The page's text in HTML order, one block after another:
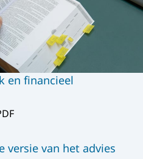
en financieel
versie van het advies